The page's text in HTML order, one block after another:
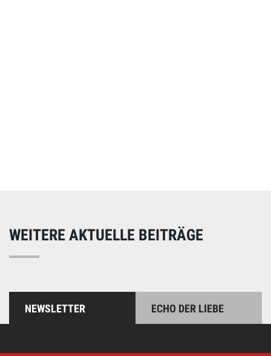
WEITERE AKTUELLE BEITRÄGE
NEWSLETTER ECHO DER LIEBE